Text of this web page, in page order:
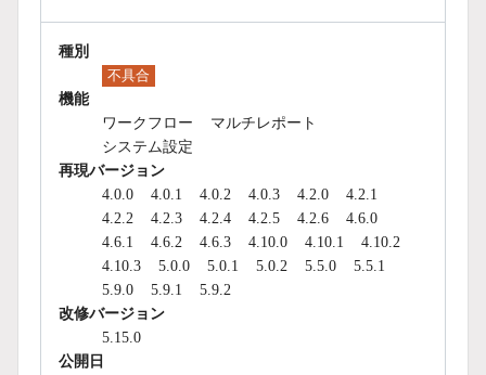
種別
不具合
機能
ワークフロー
マルチレポート
システム設定
再現バージョン
4.0.0
4.0.1 4.0.2 4.0.3 4.2.0
4.2.1
4.2.2
4.2.3 4.2.4 4.2.5 4.2.6
4.6.0
4.6.1
4.6.2 4.6.3 4.10.0 4.10.1
4.10.2
4.10.3
5.0.0 5.0.1 5.0.2 5.5.0
5.5.1
5.9.0
5.9.1
5.9.2
改修バージョン
5.15.0
公開日